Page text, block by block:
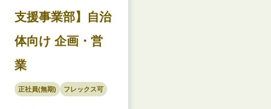
支援事業部】自治
体向け 企画・営
業
正社員(無期) フレックス可